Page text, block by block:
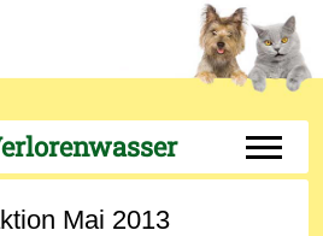
Off-
Mai 2013